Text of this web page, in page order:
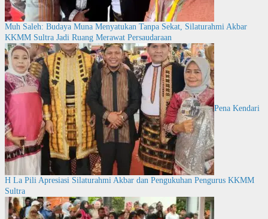
Muh Saleh: Budaya Muna Menyatukan Tanpa Sekat, Silaturahmi Akbar
KKMM Sultra Jadi Ruang Merawat Persaudaraan
Pena Kendari
H La Pili Apresiasi Silaturahmi Akbar dan Pengukuhan Pengurus KKMM
Sultra